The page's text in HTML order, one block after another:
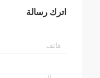
اترك رسالة